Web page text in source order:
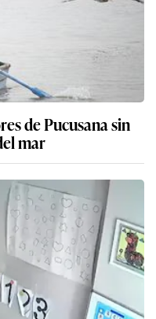
de Pucusana sin
mar